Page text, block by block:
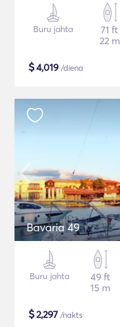
Buru jahta
71 ft
22 m
$4,019 /diena
Bavaria 49
Buru jahta
49 ft
15 m
$2,297 /nakts